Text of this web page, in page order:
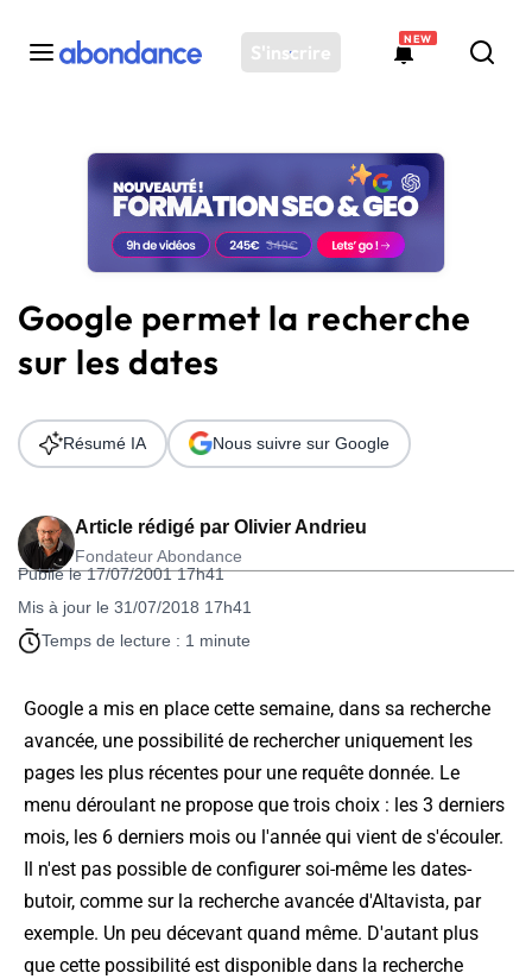
S'inscrire
NEW
Toutes les actus
Actus SEO
Plateforme
Solutions
Ressources
Audit SEO
Google permet la recherche
sur les dates
Article rédigé par Olivier Andrieu
Fondateur Abondance
Publié le 17/07/2001 17h41
Mis à jour le 31/07/2018 17h41
Temps de lecture : 1 minute
Résumé IA Nous suivre sur Google
Google a mis en place cette semaine, dans sa recherche
avancée, une possibilité de rechercher uniquement les
pages les plus récentes pour une requête donnée. Le
menu déroulant ne propose que trois choix : les 3 derniers
mois, les 6 derniers mois ou l'année qui vient de s'écouler.
Il n'est pas possible de configurer soi-même les dates-
butoir, comme sur la recherche avancée d'Altavista, par
exemple. Un peu décevant quand même. D'autant plus
que cette possibilité est disponible dans la recherche